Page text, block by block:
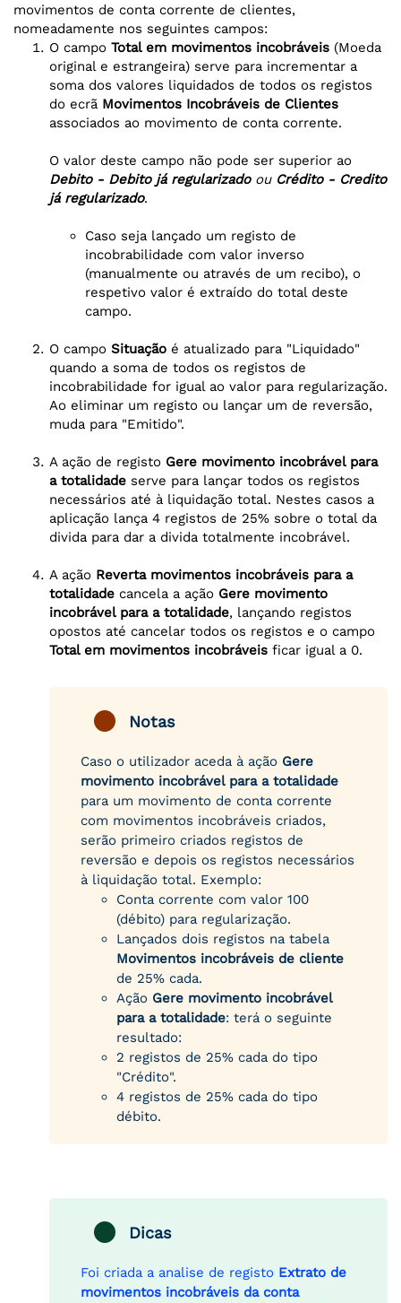
movimentos de conta corrente de clientes,
nomeadamente nos seguintes campos:
O campo Total em movimentos incobráveis (Moeda
original e estrangeira) serve para incrementar a
soma dos valores liquidados de todos os registos
do ecrã Movimentos Incobráveis de Clientes
associados ao movimento de conta corrente.
O valor deste campo não pode ser superior ao
Debito - Debito já regularizadoou Crédito - Credito
já regularizado.
Caso seja lançado um registo de
incobrabilidade com valor inverso
(manualmente ou através de um recibo), o
respetivo valor é extraído do total deste
campo.
O campo Situação é atualizado para "Liquidado"
quando a soma de todos os registos de
incobrabilidade for igual ao valor para regularização.
Ao eliminar um registo ou lançar um de reversão,
muda para "Emitido".
A ação de registo Gere movimento incobrável para
a totalidade serve para lançar todos os registos
necessários até à liquidação total. Nestes casos a
aplicação lança 4 registos de 25% sobre o total da
divida para dar a divida totalmente incobrável.
A ação Reverta movimentos incobráveis para a
totalidade cancela a ação Gere movimento
incobrável para a totalidade, lançando registos
opostos até cancelar todos os registos e o campo
Total em movimentos incobráveis ficar igual a 0.
Notas
Caso o utilizador aceda à ação Gere
movimento incobrável para a totalidade
para um movimento de conta corrente
com movimentos incobráveis criados,
serão primeiro criados registos de
reversão e depois os registos necessários
à liquidação total. Exemplo:
Conta corrente com valor 100
(débito) para regularização.
Lançados dois registos na tabela
Movimentos incobráveis de cliente
de 25% cada.
Ação Gere movimento incobrável
para a totalidade: terá o seguinte
resultado:
2 registos de 25% cada do tipo
"Crédito".
4 registos de 25% cada do tipo
débito.
Dicas
Foi criada a analise de registo Extrato de
movimentos incobráveis da conta